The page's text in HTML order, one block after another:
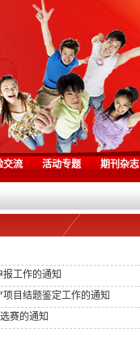
交流 活动专题 期刊杂志
工作的通知
目结题鉴定工作的通知
赛的通知